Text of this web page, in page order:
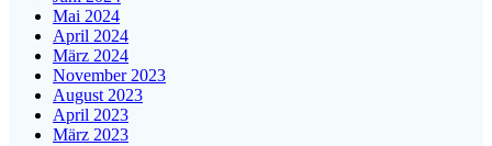
Mai 2024
April 2024
März 2024
November 2023
August 2023
April 2023
März 2023